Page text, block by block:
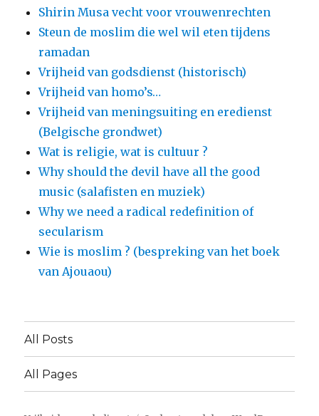
Shirin Musa vecht voor vrouwenrechten
Steun de moslim die wel wil eten tijdens
ramadan
Vrijheid van godsdienst (historisch)
Vrijheid van homo’s…
Vrijheid van meningsuiting en eredienst
(Belgische grondwet)
Wat is religie, wat is cultuur ?
Why should the devil have all the good
music (salafisten en muziek)
Why we need a radical redefinition of
secularism
Wie is moslim ? (bespreking van het boek
van Ajouaou)
All Posts
All Pages